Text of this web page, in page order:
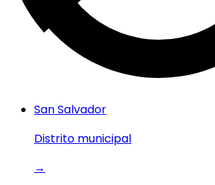
San Salvador
Distrito municipal
→